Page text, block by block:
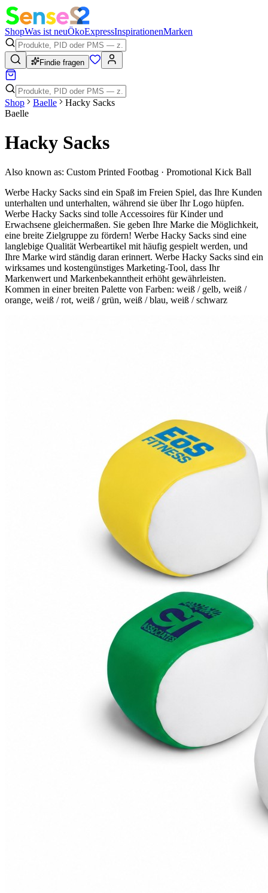
ShopWas ist neuÖkoExpressInspirationenMarken
Findie fragen
Shop Baelle
Hacky Sacks
Baelle
Hacky Sacks
Also known as: Custom Printed Footbag · Promotional Kick Ball
Werbe Hacky Sacks sind ein Spaß im Freien Spiel, das Ihre Kunden
unterhalten und unterhalten, während sie über Ihr Logo hüpfen.
Werbe Hacky Sacks sind tolle Accessoires für Kinder und
Erwachsene gleichermaßen. Sie geben Ihre Marke die Möglichkeit,
eine breite Zielgruppe zu fördern! Werbe Hacky Sacks sind eine
langlebige Qualität Werbeartikel mit häufig gespielt werden, und
Ihre Marke wird ständig daran erinnert. Werbe Hacky Sacks sind ein
wirksames und kostengünstiges Marketing-Tool, dass Ihr
Markenwert und Markenbekanntheit erhöht gewährleisten.
Kommen in einer breiten Palette von Farben: weiß / gelb, weiß /
orange, weiß / rot, weiß / grün, weiß / blau, weiß / schwarz